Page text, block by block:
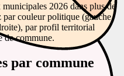
2026 dans plus de
par couleur politique (gauche,
par profil territorial
de commune.
par commune